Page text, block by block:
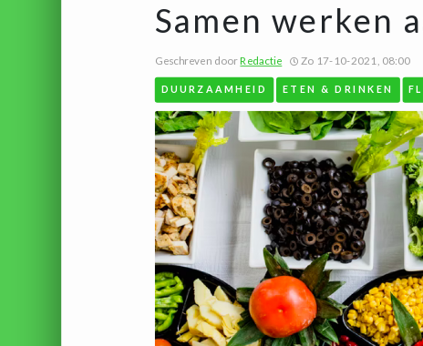
Samen werken
Geschreven doorRedactie Zo 17-10-2021, 08:00
DUURZAAMHEID ETEN & DRINKEN